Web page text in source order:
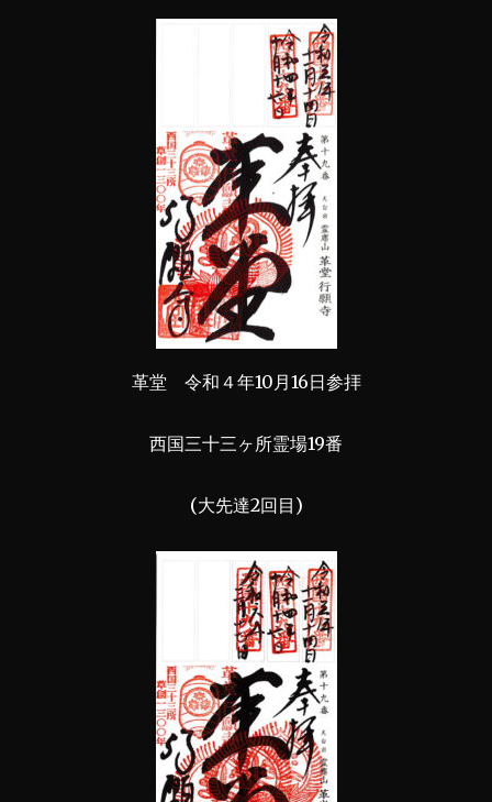
革堂 令和４年10月16日参拝
西国三十三ヶ所霊場19番
(大先達2回目)